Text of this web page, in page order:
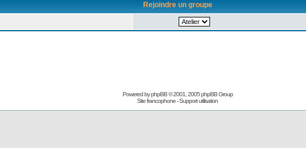
Rejoindre un groupe
Powered byphpBB© 2001, 2005 phpBB Group
Site francophone-Support utilisation